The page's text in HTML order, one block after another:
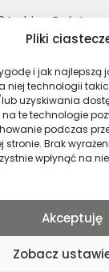
Pliki
i jak najlepszą
niej technologii
uzyskiwania
te technologie
podczas
stronie. Brak
wpłynąć na
Akceptuję
Zobacz
Wykonanie:
Deklaracja
Polityka
Mapa strony
Profil
Polski